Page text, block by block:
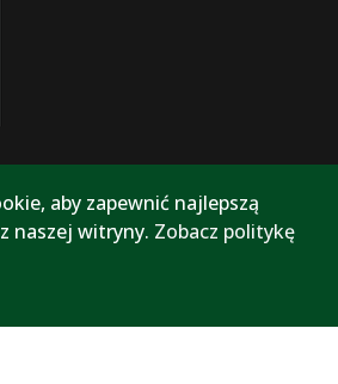
aby zapewnić najlepszą
naszej witryny. Zobacz politykę